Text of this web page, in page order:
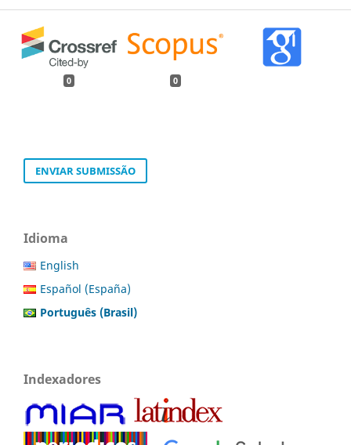
0 0
ENVIAR SUBMISSÃO
Idioma
English
Español (España)
Português (Brasil)
Indexadores